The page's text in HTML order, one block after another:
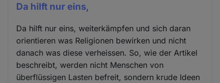
Da hilft nur eins,
Da hilft nur eins, weiterkämpfen und sich daran
orientieren was Religionen bewirken und nicht
danach was diese verheissen. So, wie der Artikel
beschreibt, werden nicht Menschen von
überflüssigen Lasten befreit, sondern krude Ideen